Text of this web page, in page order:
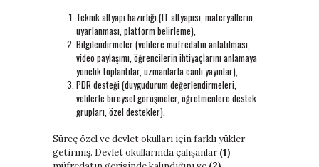
Teknik altyapı hazırlığı (IT altyapısı, materyallerin
uyarlanması, platform belirleme),
Bilgilendirmeler (velilere müfredatın anlatılması,
video paylaşımı, öğrencilerin ihtiyaçlarını anlamaya
yönelik toplantılar, uzmanlarla canlı yayınlar),
PDR desteği (duygudurum değerlendirmeleri,
velilerle bireysel görüşmeler, öğretmenlere destek
grupları, özel destekler).
Süreç özel ve devlet okulları için farklı yükler
getirmiş. Devlet okullarında çalışanlar (1)